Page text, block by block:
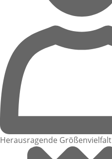
Herausragende Größenvielfalt